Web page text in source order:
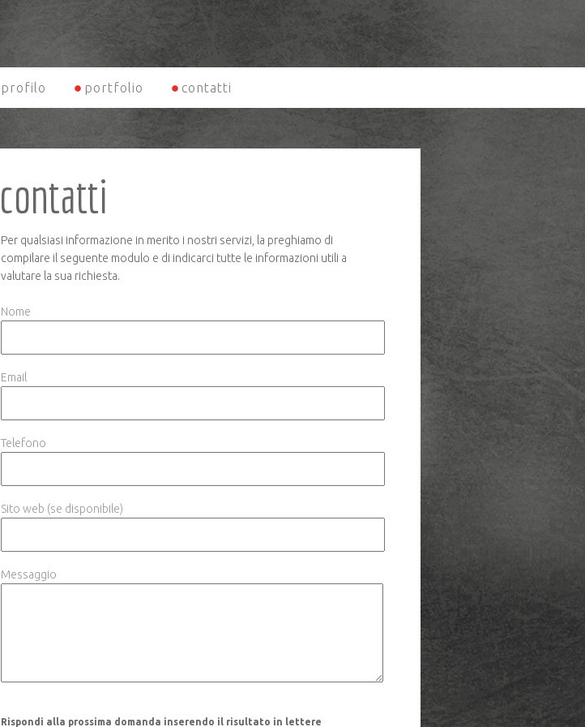
profilo portfolio contatti
contatti
Per qualsiasi informazione in merito i nostri servizi, la preghiamo di
compilare il seguente modulo e di indicarci tutte le informazioni utili a
valutare la sua richiesta.
Nome
Email
Telefono
Sito web (se disponibile)
Messaggio
Rispondi alla prossima domanda inserendo il risultato in lettere